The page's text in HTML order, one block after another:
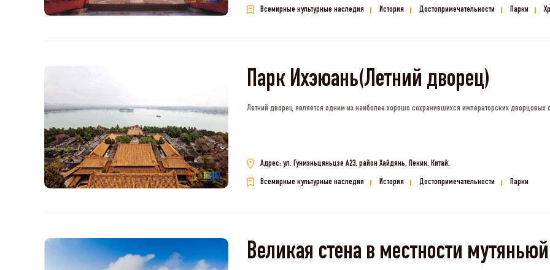
Всемирные культурные наследия История Достопримечательности Парки
Парк Ихэюань(Летний дворец)
Летний дворец является одним из наиболее хорошо сохранившихся императорских дворцовых
Адрес: ул. Гунмэньцяньцзе A23, район Хайдянь, Пекин, Китай.
Всемирные культурные наследия История Достопримечательности Парки
Великая стена в местности